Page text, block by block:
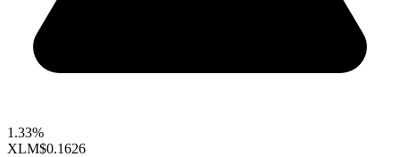
1.33%
XLM$0.1626